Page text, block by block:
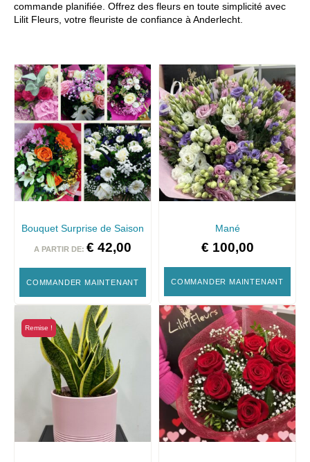
commande planifiée. Offrez des fleurs en toute simplicité avec
Lilit Fleurs, votre fleuriste de confiance à Anderlecht.
Bouquet Surprise de Saison
A PARTIR DE: € 42,00
COMMANDER MAINTENANT
Mané
€ 100,00
COMMANDER MAINTENANT
Remise !